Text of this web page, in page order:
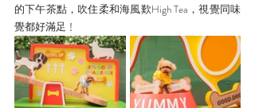
的下午茶點，吹住柔和海風歎High Tea，視覺同味
覺都好滿足﹗